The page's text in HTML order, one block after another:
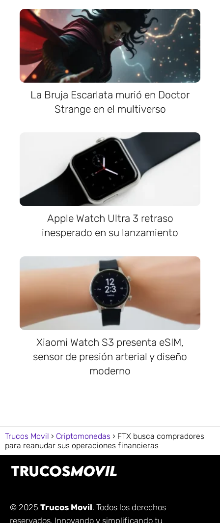
La Bruja Escarlata murió en Doctor
Strange en el multiverso
Apple Watch Ultra 3 retraso
inesperado en su lanzamiento
Xiaomi Watch S3 presenta eSIM,
sensor de presión arterial y diseño
moderno
Trucos Movil Criptomonedas
FTX busca compradores
para reanudar sus operaciones financieras
© 2025 Trucos Movil. Todos los derechos
reservados. Innovando y simplificando tu